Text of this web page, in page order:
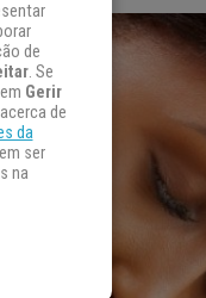
de
. Se
Gerir
de
da
ser
na